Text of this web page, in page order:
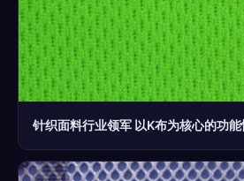
针织面料行业领军 以K布为核心的功